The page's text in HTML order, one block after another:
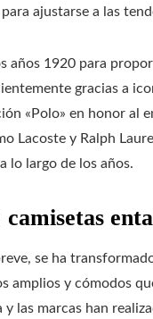
ajustarse a las
años 1920 para
gracias a
«Polo» en honor al
Lacoste y Ralph
lo largo de los años.
se ha
amplios y cómodos
las marcas han